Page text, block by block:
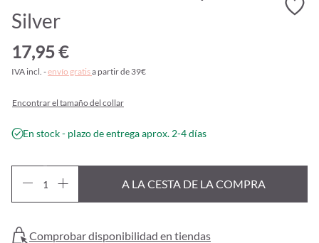
Silver
17,95 €
IVA incl. -envío gratisa partir de 39€
Encontrar el tamaño del collar
En stock - plazo de entrega aprox. 2-4 días
A LA CESTA DE LA COMPRA
Comprobar disponibilidad en tiendas